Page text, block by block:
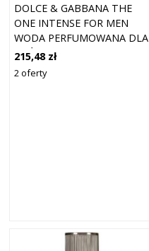
DOLCE & GABBANA THE
ONE INTENSE FOR MEN
WODA PERFUMOWANA DLA
MĘŻCZYZN 100 ML
215,48 zł
2 oferty